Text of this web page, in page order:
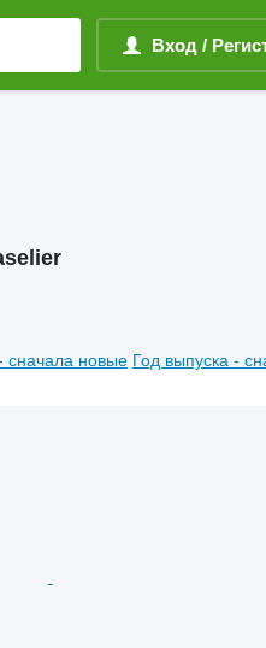
Вход /
сначала новые Год выпуска -